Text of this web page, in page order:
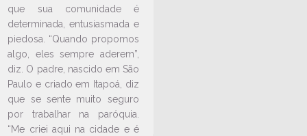
LEIA NO DIOCESE INFORMA
27ª Edição do Hosana Jovem
10/07/2023 Ouça a notícia
que sua comunidade é
determinada, entusiasmada e
piedosa. “Quando propomos
algo, eles sempre aderem”,
diz. O padre, nascido em São
Paulo e criado em Itapoá, diz
que se sente muito seguro
por trabalhar na paróquia.
“Me criei aqui na cidade e é